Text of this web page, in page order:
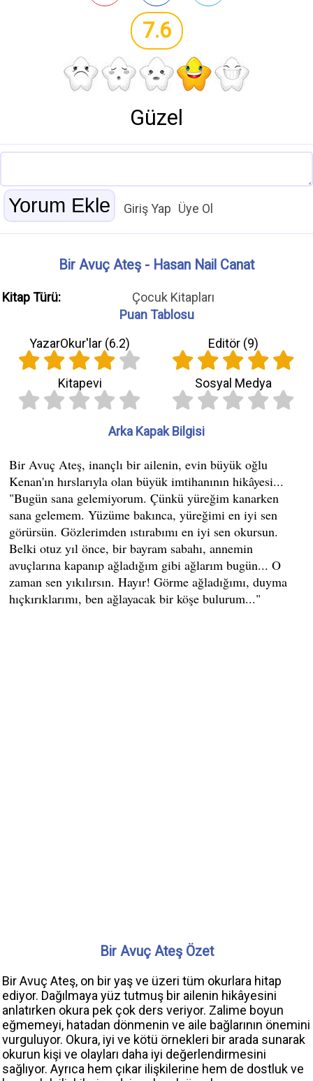
7.6
Güzel
Giriş Yap Üye Ol
Bir Avuç Ateş - Hasan Nail Canat
Kitap Türü:
Çocuk Kitapları
Puan Tablosu
YazarOkur'lar (6.2) Editör (9)
Kitapevi Sosyal Medya
Arka Kapak Bilgisi
Bir Avuç Ateş Özet
Bir Avuç Ateş, on bir yaş ve üzeri tüm okurlara hitap
ediyor. Dağılmaya yüz tutmuş bir ailenin hikâyesini
anlatırken okura pek çok ders veriyor. Zalime boyun
eğmemeyi, hatadan dönmenin ve aile bağlarının önemini
vurguluyor. Okura, iyi ve kötü örnekleri bir arada sunarak
okurun kişi ve olayları daha iyi değerlendirmesini
sağlıyor. Ayrıca hem çıkar ilişkilerine hem de dostluk ve